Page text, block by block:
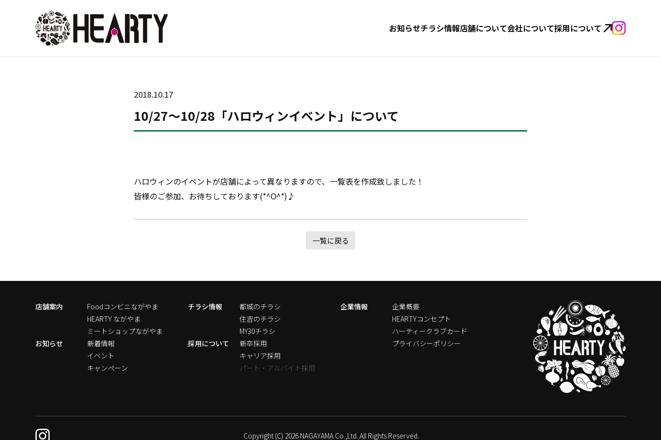
お知らせチラシ情報店舗について会社について採用について
2018.10.17
10/27～10/28「ハロウィンイベント」について
ハロウィンのイベントが店舗によって異なりますので、一覧表を作成致しました！
皆様のご参加、お待ちしております(*^Ο^*)♪
一覧に戻る
店舗案内
Foodコンビニながやま
HEARTY ながやま
ミートショップながやま
お知らせ
新着情報
イベント
キャンペーン
チラシ情報
都城のチラシ
住吉のチラシ
MY30チラシ
採用について
新卒採用
キャリア採用
パート・アルバイト採用
企業情報
企業概要
HEARTYコンセプト
ハーティークラブカード
プライバシーポリシー
Copyright (C) 2026 NAGAYAMA Co.,Ltd. All Rights Reserved.